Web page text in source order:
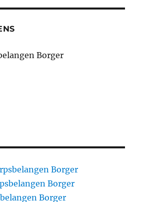
Borger
Borger
Borger
Borger